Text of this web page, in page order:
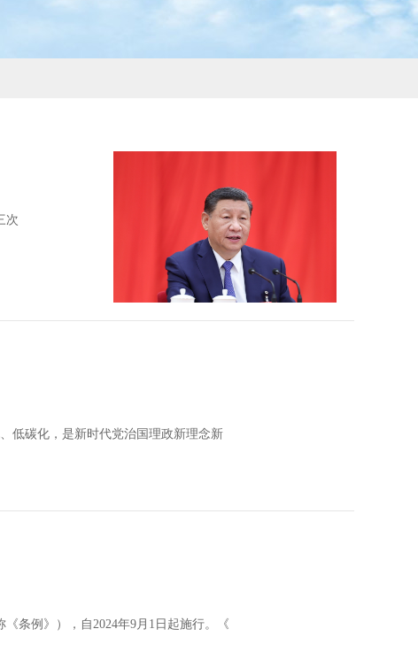
次
低碳化，是新时代党治国理政新理念新
条例》），自2024年9月1日起施行。《